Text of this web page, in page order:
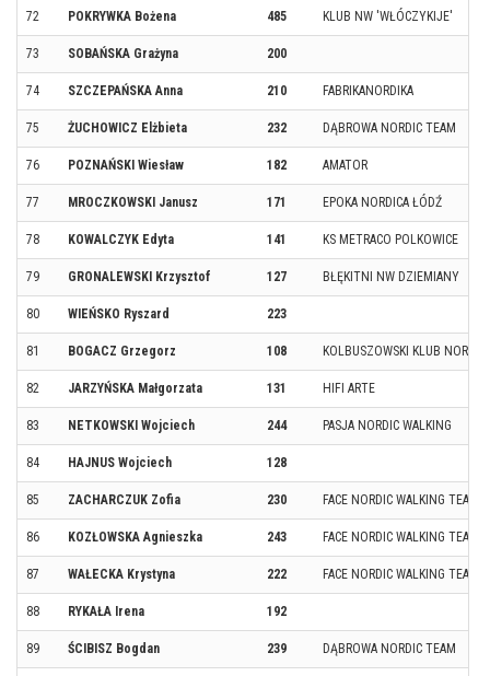
72 POKRYWKA Bożena 485 KLUB NW 'WŁÓCZYKIJE'
73 SOBAŃSKA Grażyna 200
74 SZCZEPAŃSKA Anna 210 FABRIKANORDIKA
75 ŻUCHOWICZ Elżbieta 232 DĄBROWA NORDIC TEAM
76 POZNAŃSKI Wiesław 182 AMATOR
77 MROCZKOWSKI Janusz 171 EPOKA NORDICA ŁÓDŹ
78 KOWALCZYK Edyta 141 KS METRACO POLKOWICE
79 GRONALEWSKI Krzysztof 127 BŁĘKITNI NW DZIEMIANY
80 WIEŃSKO Ryszard 223
81 BOGACZ Grzegorz 108 KOLBUSZOWSKI KLUB NORDIC
82 JARZYŃSKA Małgorzata 131 HIFI ARTE
83 NETKOWSKI Wojciech 244 PASJA NORDIC WALKING
84 HAJNUS Wojciech 128
85 ZACHARCZUK Zofia 230 FACE NORDIC WALKING TEAM
86 KOZŁOWSKA Agnieszka 243 FACE NORDIC WALKING TEAM
87 WAŁECKA Krystyna 222 FACE NORDIC WALKING TEAM
88 RYKAŁA Irena 192
89 ŚCIBISZ Bogdan 239 DĄBROWA NORDIC TEAM